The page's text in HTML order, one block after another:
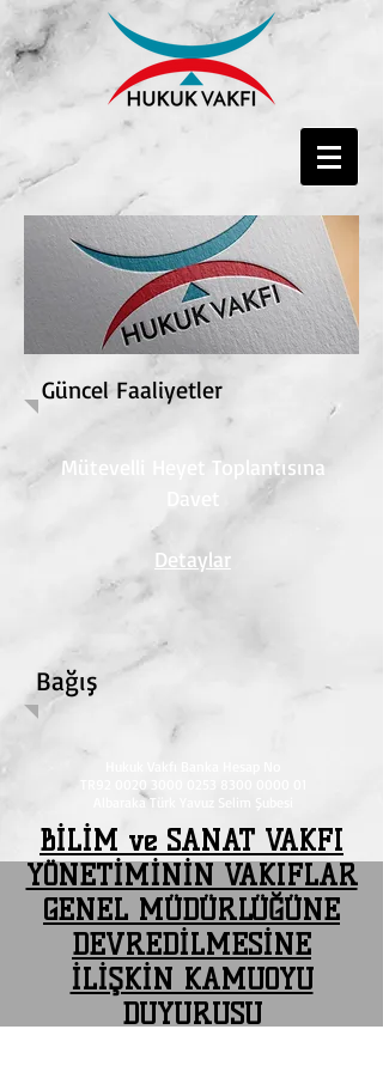
Güncel Faaliyetler
Mütevelli Heyet Toplantısına
Davet
Detaylar
Bağış
Albaraka Türk Yavuz Selim Şubesi
BİLİM ve SANAT VAKFI
YÖNETİMİNİN VAKIFLAR
GENEL MÜDÜRLÜĞÜNE
DEVREDİLMESİNE
İLİŞKİN KAMUOYU
DUYURUSU